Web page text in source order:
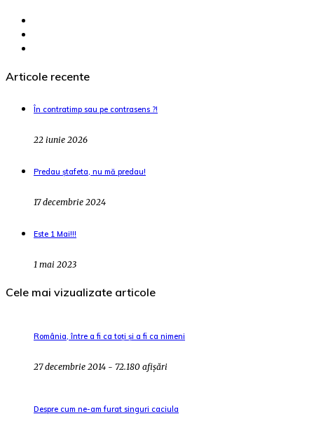
Articole recente
În contratimp sau pe contrasens ?!
22 iunie 2026
Predau ștafeta, nu mă predau!
17 decembrie 2024
Este 1 Mai!!!
1 mai 2023
Cele mai vizualizate articole
România, între a fi ca toți și a fi ca nimeni
27 decembrie 2014 - 72.180 afișări
Despre cum ne-am furat singuri caciula